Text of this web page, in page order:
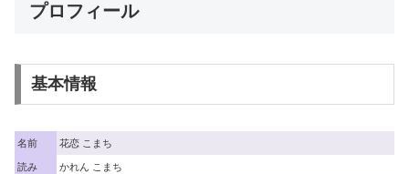
プロフィール
基本情報
名前 花恋 こまち
読み かれん こまち